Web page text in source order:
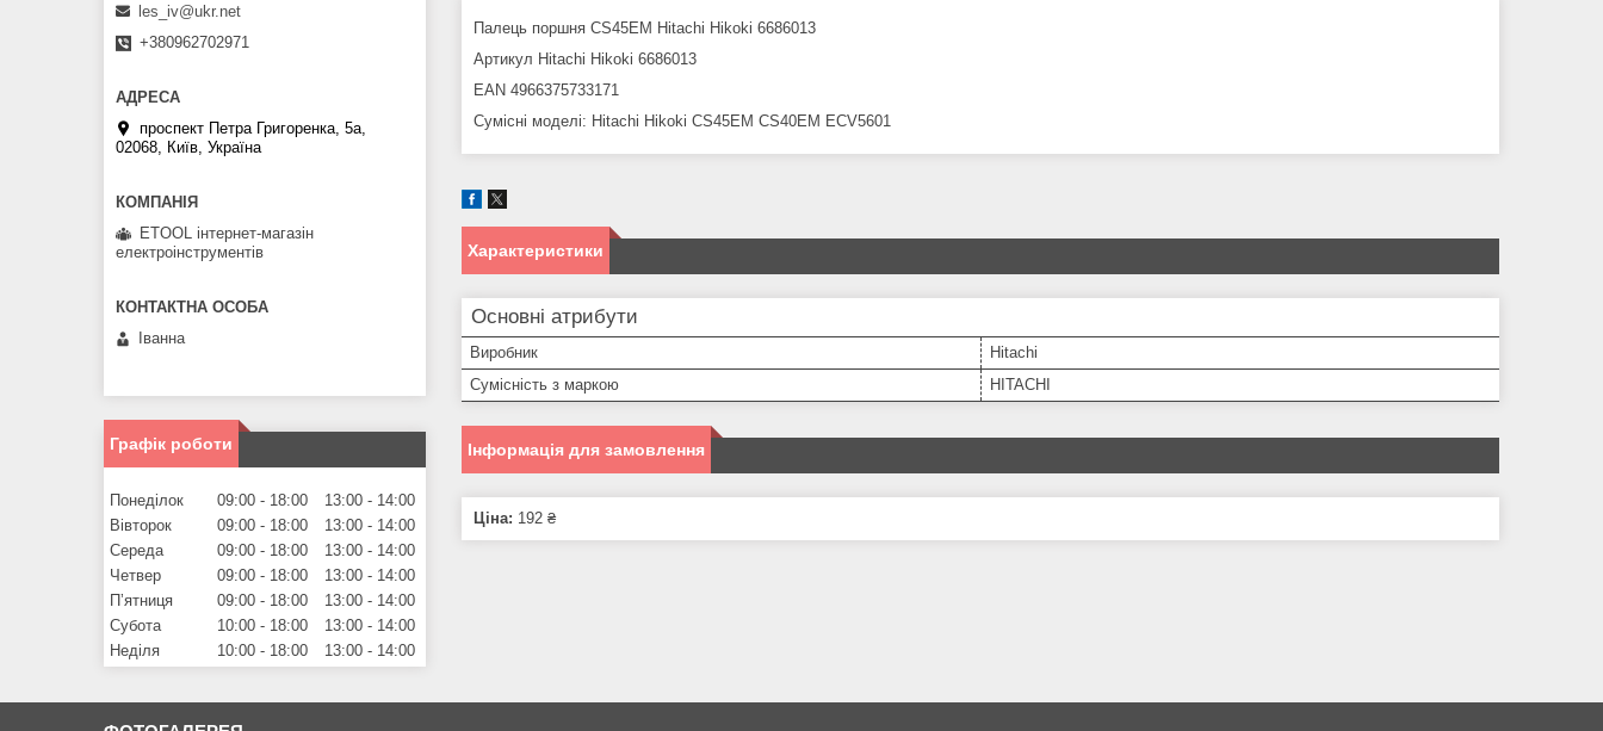
Палець поршня CS45ЕМ Hitachi Hikoki 6686013
Артикул Hitachi Hikoki 6686013
EAN 4966375733171
Сумісні моделі: Hitachi Hikoki CS45EM CS40EM ECV5601
Характеристики
Основні атрибути
Виробник
Hitachi
Сумісність з маркою
HITACHI
Інформація для замовлення
Ціна: 192 ₴
les_iv@ukr.net
+380962702971
проспект Петра Григоренка, 5а,
02068, Київ, Україна
ETOOL інтернет-магазін
електроінструментів
Іванна
Графік роботи
Понеділок 09:00 18:00 13:00
14:00
Вівторок
09:00 18:00 13:00
14:00
Середа
09:00 18:00 13:00
14:00
Четвер
09:00 18:00 13:00
14:00
Пʼятниця
09:00 18:00 13:00
14:00
Субота
10:00 18:00 13:00
14:00
Неділя
10:00 18:00 13:00 14:00